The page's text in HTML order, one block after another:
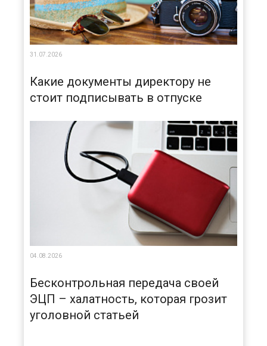
31.07.2026
Какие документы директору не
стоит подписывать в отпуске
04.08.2026
Бесконтрольная передача своей
ЭЦП – халатность, которая грозит
уголовной статьей